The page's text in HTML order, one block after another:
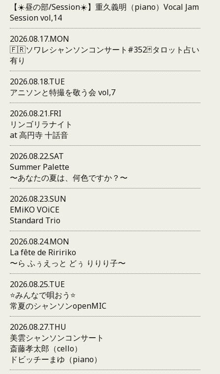
【☀️昼の部/Session☀️】重久義明（piano）Vocal Jam
Session vol,14
2026.08.17.MON
🇫🇷ソワレシャンソンコンサート#352🃏タロット占い
有り
2026.08.18.TUE
アニソンと特撮を敬う会 vol,7
2026.08.21.FRI
リンゴリラナイト
at 高円寺 十話音
2026.08.22.SAT
Summer Palette
〜あなたの夏は、何色ですか？〜
2026.08.23.SUN
EMiKO VOiCE
Standard Trio
2026.08.24.MON
La fête de Riririko
〜ら ふぅえっと どぅ りりり子〜
2026.08.25.TUE
⭐️みんなで唄おう⭐️
常夏のシャンソンopenMIC
2026.08.27.THU
美雲シャンソンコンサート
斎藤孝太郎（cello）
ドビッチーまゆ（piano）